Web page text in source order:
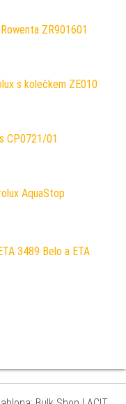
ZR901601
s kolečkem ZE010
CP0721/01
AquaStop
3489 Belo a ETA